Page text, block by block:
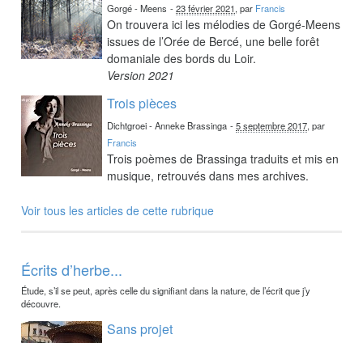
Gorgé - Meens -23 février 2021, par Francis
On trouvera ici les mélodies de Gorgé-Meens
issues de l’Orée de Bercé, une belle forêt
domaniale des bords du Loir.
Version 2021
Trois pièces
Dichtgroei - Anneke Brassinga -5 septembre 2017, par
Francis
Trois poèmes de Brassinga traduits et mis en
musique, retrouvés dans mes archives.
Voir tous les articles de cette rubrique
Écrits d’herbe...
Étude, s’il se peut, après celle du signifiant dans la nature, de l’écrit que j’y
découvre.
Sans projet